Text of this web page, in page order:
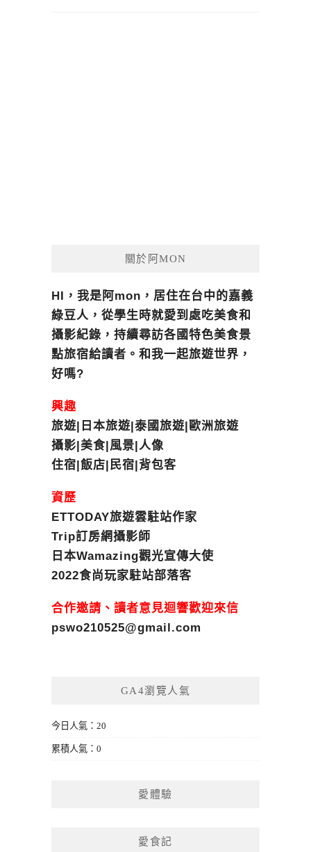
關於阿MON
HI，我是阿mon，居住在台中的嘉義
綠豆人，從學生時就愛到處吃美食和
攝影紀錄，持續尋訪各國特色美食景
點旅宿給讀者。和我一起旅遊世界，
好嗎?
興趣
旅遊|日本旅遊|泰國旅遊|歐洲旅遊
攝影|美食|風景|人像
住宿|飯店|民宿|背包客
資歷
ETTODAY旅遊雲駐站作家
Trip訂房網攝影師
日本Wamazing觀光宣傳大使
2022食尚玩家駐站部落客
合作邀請、讀者意見迴響歡迎來信
pswo210525@gmail.com
GA4瀏覽人氣
今日人氣：20
累積人氣：0
愛體驗
愛食記